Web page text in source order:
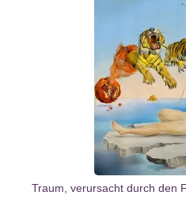
Traum, verursacht durch den